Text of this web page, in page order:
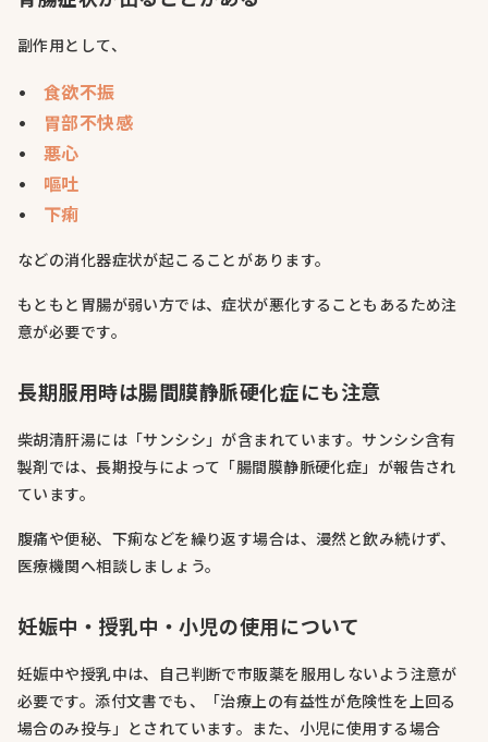
副作用として、
食欲不振
胃部不快感
悪心
嘔吐
下痢
などの消化器症状が起こることがあります。
もともと胃腸が弱い方では、症状が悪化することもあるため注
意が必要です。
長期服用時は腸間膜静脈硬化症にも注意
柴胡清肝湯には「サンシシ」が含まれています。サンシシ含有
製剤では、長期投与によって「腸間膜静脈硬化症」が報告され
ています。
腹痛や便秘、下痢などを繰り返す場合は、漫然と飲み続けず、
医療機関へ相談しましょう。
妊娠中・授乳中・小児の使用について
妊娠中や授乳中は、自己判断で市販薬を服用しないよう注意が
必要です。添付文書でも、「治療上の有益性が危険性を上回る
場合のみ投与」とされています。また、小児に使用する場合